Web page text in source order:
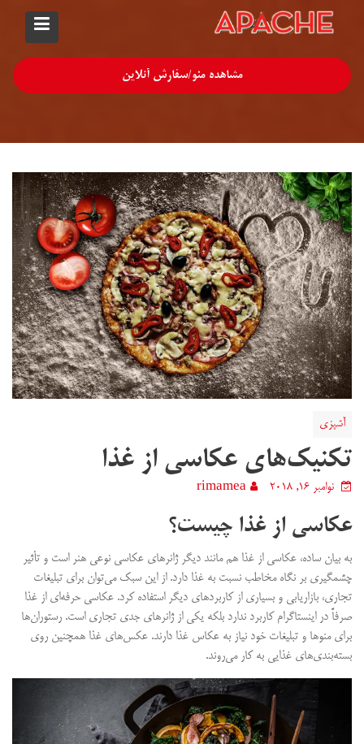
مشاهده منو/سفارش آنلاین
وبلاگ
آشپزی
تکنیک‌های عکاسی از غذا
نوامبر 16, 2018 rimamea
عکاسی از غذا چیست؟
به بیان ساده، عکاسی از غذا هم مانند دیگر ژانرهای عکاسی نوعی هنر است و تأثیر
چشمگیری بر نگاه مخاطب نسبت به غذا دارد. از این سبک می‌توان برای تبلیغات
تجاری، بازاریابی و بسیاری از کاربردهای دیگر استفاده کرد. عکاسی حرفه‌ای از غذا
صرفاً در اینستاگرام کاربرد ندارد بلکه یکی از ژانرهای جدی تجاری است. رستوران‌ها
برای منوها و تبلیغات خود نیاز به عکاس غذا دارند. عکس‌های غذا همچنین روی
بسته‌بندی‌های غذایی به کار می‌روند.